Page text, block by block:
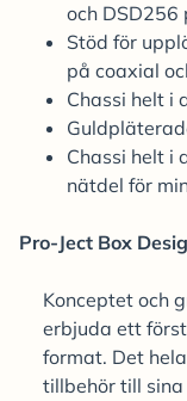
och DSD256
Stöd för
på coaxial
Chassi helt i
Chassi helt i
nätdel för
Pro-Ject Box
Konceptet och
erbjuda ett
format. Det
tillbehör till